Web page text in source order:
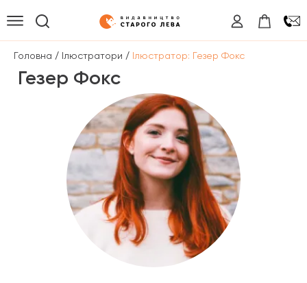
Головна / Ілюстратори / Ілюстратор: Гезер Фокс
Гезер Фокс